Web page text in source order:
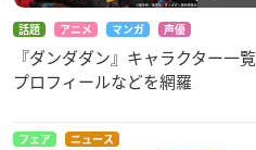
話題 アニメ マンガ 声優
『ダンダダン』キャラクター
プロフィールなどを網羅
フェア ニュース